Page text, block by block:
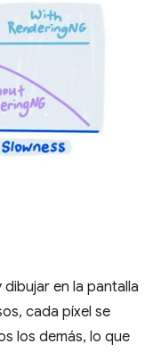
dibujar en la pantalla
cada píxel se
los demás, lo que